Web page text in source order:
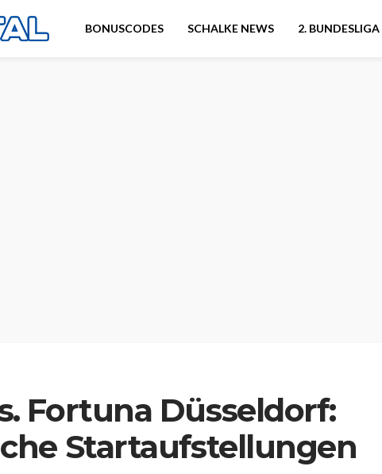
BONUSCODES SCHALKE NEWS 2. BUNDESLIGA
Fortuna Düsseldorf:
Startaufstellungen